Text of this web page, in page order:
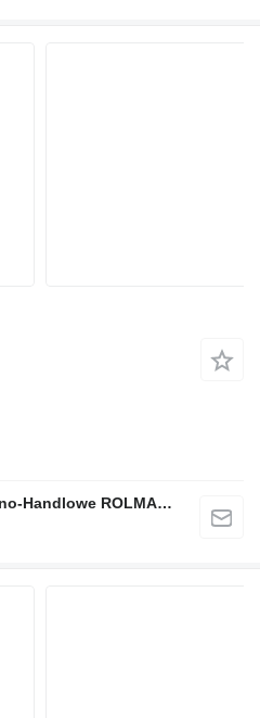
Przedsiębiorstwo Produkcyjno-Handlowe ROLMAPOL Marcin Dziekan